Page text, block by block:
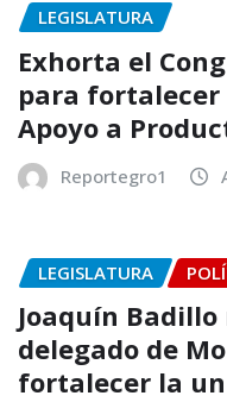
LEGISLATURA
Exhorta el
para fortalecer
Apoyo a
Reportegro1
LEGISLATURA
Joaquín
delegado de
fortalecer la